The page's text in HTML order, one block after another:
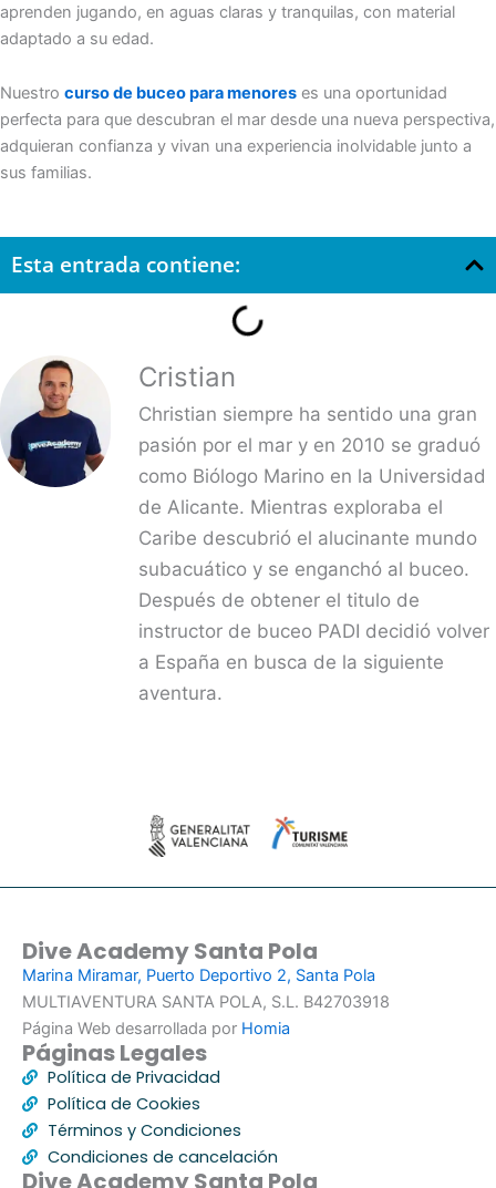
aprenden jugando, en aguas claras y tranquilas, con material
adaptado a su edad.
Nuestro curso de buceo para menores es una oportunidad
perfecta para que descubran el mar desde una nueva perspectiva,
adquieran confianza y vivan una experiencia inolvidable junto a
sus familias.
Esta entrada contiene:
Cristian
Christian siempre ha sentido una gran
pasión por el mar y en 2010 se graduó
como Biólogo Marino en la Universidad
de Alicante. Mientras exploraba el
Caribe descubrió el alucinante mundo
subacuático y se enganchó al buceo.
Después de obtener el titulo de
instructor de buceo PADI decidió volver
a España en busca de la siguiente
aventura.
Dive Academy Santa Pola
Marina Miramar, Puerto Deportivo 2, Santa Pola
MULTIAVENTURA SANTA POLA, S.L. B42703918
Página Web desarrollada por Homia
Páginas Legales
Política de Privacidad
Política de Cookies
Términos y Condiciones
Condiciones de cancelación
Dive Academy Santa Pola